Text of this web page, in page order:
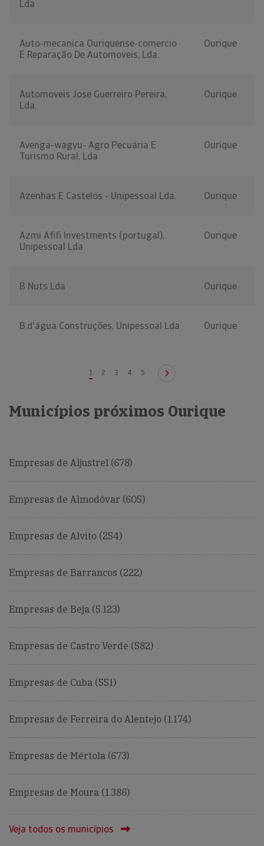
Lda
Auto-mecanica Ouriquense-comercio
E Reparação De Automoveis, Lda.
Ourique
Automoveis Jose Guerreiro Pereira,
Lda.
Ourique
Avenga-wagyu- Agro Pecuária E
Turismo Rural, Lda
Ourique
Azenhas E Castelos - Unipessoal Lda. Ourique
Azmi Afifi Investments (portugal),
Unipessoal Lda
Ourique
B Nuts Lda Ourique
B.d'água Construções, Unipessoal Lda Ourique
1 2 3 4 5
Municípios próximos Ourique
Empresas de Aljustrel (678)
Empresas de Almodôvar (605)
Empresas de Alvito (254)
Empresas de Barrancos (222)
Empresas de Beja (5.123)
Empresas de Castro Verde (582)
Empresas de Cuba (551)
Empresas de Ferreira do Alentejo (1.174)
Empresas de Mértola (673)
Empresas de Moura (1.386)
Veja todos os municípios